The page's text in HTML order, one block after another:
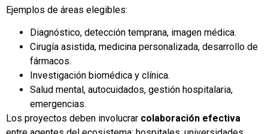
Ejemplos de áreas elegibles:
Diagnóstico, detección temprana, imagen médica.
Cirugía asistida, medicina personalizada, desarrollo de
fármacos.
Investigación biomédica y clínica.
Salud mental, autocuidados, gestión hospitalaria,
emergencias.
Los proyectos deben involucrar colaboración efectiva